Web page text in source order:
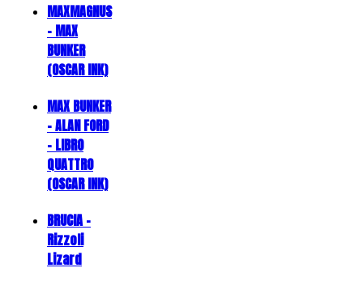
MAXMAGNUS
– MAX
BUNKER
(OSCAR INK)
MAX BUNKER
– ALAN FORD
– LIBRO
QUATTRO
(OSCAR INK)
BRUCIA -
Rizzoli
Lizard